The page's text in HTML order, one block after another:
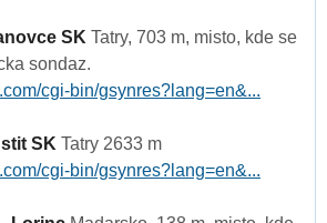
SK Tatry, 703 m, misto, kde se
sondaz.
cgi-bin/gsynres?lang=en&...
SK Tatry 2633 m
cgi-bin/gsynres?lang=en&...